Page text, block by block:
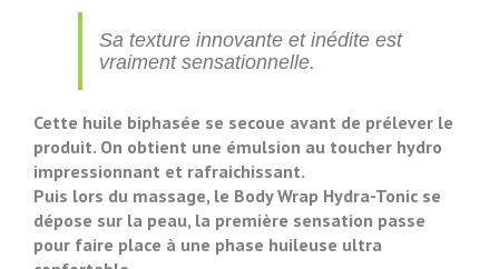
Sa texture innovante et inédite est
vraiment sensationnelle.
Cette huile biphasée se secoue avant de prélever le
produit. On obtient une émulsion au toucher hydro
impressionnant et rafraichissant.
Puis lors du massage, le Body Wrap Hydra-Tonic se
dépose sur la peau, la première sensation passe
pour faire place à une phase huileuse ultra